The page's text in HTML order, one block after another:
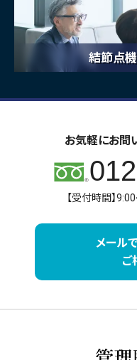
結節点
お気軽にお問
【受付時間】
メール
ご